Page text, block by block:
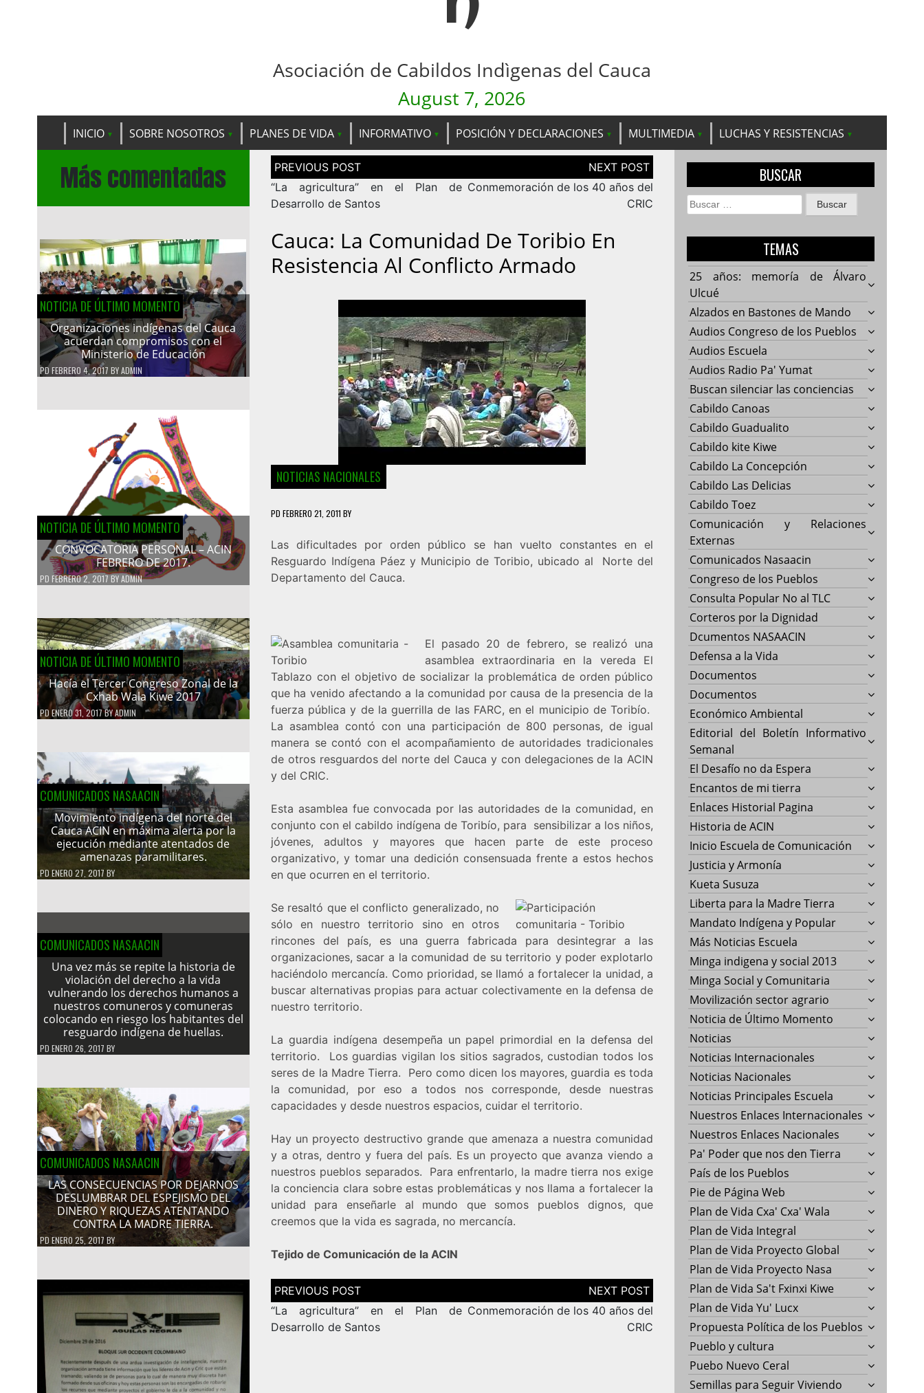
Asociación de Cabildos Indìgenas del Cauca
August 7, 2026
INICIO SOBRE NOSOTROS PLANES DE VIDA INFORMATIVO POSICIÓN Y DECLARACIONES MULTIMEDIA LUCHAS Y RESISTENCIAS
Más comentadas
NOTICIA DE ÚLTIMO MOMENTO
Organizaciones indígenas del Cauca
acuerdan compromisos con el
Ministerio de Educación
PD FEBRERO 4, 2017 BYADMIN
NOTICIA DE ÚLTIMO MOMENTO
CONVOCATORIA PERSONAL – ACIN
FEBRERO DE 2017.
PD FEBRERO 2, 2017BYADMIN
NOTICIA DE ÚLTIMO MOMENTO
Hacía el Tercer Congreso Zonal de la
Cxhab Wala Kiwe 2017
PDENERO 31, 2017BYADMIN
COMUNICADOS NASAACIN
Movimiento indígena del norte del
Cauca ACIN en máxima alerta por la
ejecución mediante atentados de
amenazas paramilitares.
PD ENERO 27, 2017 BY
COMUNICADOS NASAACIN
Una vez más se repite la historia de
violación del derecho a la vida
vulnerando los derechos humanos a
nuestros comuneros y comuneras
colocando en riesgo los habitantes del
resguardo indígena de huellas.
PD ENERO 26, 2017 BY
COMUNICADOS NASAACIN
LAS CONSECUENCIAS POR DEJARNOS
DESLUMBRAR DEL ESPEJISMO DEL
DINERO Y RIQUEZAS ATENTANDO
CONTRA LA MADRE TIERRA.
PDENERO 25, 2017 BY
Navegación
de
entradas
“La agricultura” en el Plan de
Desarrollo de Santos‏
Conmemoración de los 40 años del
CRIC
Cauca: La Comunidad De Toribio En
Resistencia Al Conflicto Armado
NOTICIAS NACIONALES
PD FEBRERO 21, 2011 BY
Las dificultades por orden público se han vuelto constantes en el
Resguardo Indígena Páez y Municipio de Toribio, ubicado al Norte del
Departamento del Cauca.
El pasado 20 de febrero, se realizó una
asamblea extraordinaria en la vereda El
Tablazo con el objetivo de socializar la problemática de orden público
que ha venido afectando a la comunidad por causa de la presencia de la
fuerza pública y de la guerrilla de las FARC, en el municipio de Toribío.
La asamblea contó con una participación de 800 personas, de igual
manera se contó con el acompañamiento de autoridades tradicionales
de otros resguardos del norte del Cauca y con delegaciones de la ACIN
y del CRIC.
Esta asamblea fue convocada por las autoridades de la comunidad, en
conjunto con el cabildo indígena de Toribío, para sensibilizar a los niños,
jóvenes, adultos y mayores que hacen parte de este proceso
organizativo, y tomar una dedición consensuada frente a estos hechos
en que ocurren en el territorio.
Se resaltó que el conflicto generalizado, no
sólo en nuestro territorio sino en otros
rincones del país, es una guerra fabricada para desintegrar a las
organizaciones, sacar a la comunidad de su territorio y poder explotarlo
haciéndolo mercancía. Como prioridad, se llamó a fortalecer la unidad, a
buscar alternativas propias para actuar colectivamente en la defensa de
nuestro territorio.
La guardia indígena desempeña un papel primordial en la defensa del
territorio. Los guardias vigilan los sitios sagrados, custodian todos los
seres de la Madre Tierra. Pero como dicen los mayores, guardia es toda
la comunidad, por eso a todos nos corresponde, desde nuestras
capacidades y desde nuestros espacios, cuidar el territorio.
Hay un proyecto destructivo grande que amenaza a nuestra comunidad
y a otras, dentro y fuera del país. Es un proyecto que avanza viendo a
nuestros pueblos separados. Para enfrentarlo, la madre tierra nos exige
la conciencia clara sobre estas problemáticas y nos llama a fortalecer la
unidad para enseñarle al mundo que somos pueblos dignos, que
creemos que la vida es sagrada, no mercancía.
Tejido de Comunicación de la ACIN
Navegación
de
entradas
“La agricultura” en el Plan de
Desarrollo de Santos‏
Conmemoración de los 40 años del
CRIC
BUSCAR
Buscar:
TEMAS
25 años: memoría de Álvaro
Ulcué
Alzados en Bastones de Mando
Audios Congreso de los Pueblos
Audios Escuela
Audios Radio Pa' Yumat
Buscan silenciar las conciencias
Cabildo Canoas
Cabildo Guadualito
Cabildo kite Kiwe
Cabildo La Concepción
Cabildo Las Delicias
Cabildo Toez
Comunicación y Relaciones
Externas
Comunicados Nasaacin
Congreso de los Pueblos
Consulta Popular No al TLC
Corteros por la Dignidad
Dcumentos NASAACIN
Defensa a la Vida
Documentos
Documentos
Económico Ambiental
Editorial del Boletín Informativo
Semanal
El Desafío no da Espera
Encantos de mi tierra
Enlaces Historial Pagina
Historia de ACIN
Inicio Escuela de Comunicación
Justicia y Armonía
Kueta Susuza
Liberta para la Madre Tierra
Mandato Indígena y Popular
Más Noticias Escuela
Minga indigena y social 2013
Minga Social y Comunitaria
Movilización sector agrario
Noticia de Último Momento
Noticias
Noticias Internacionales
Noticias Nacionales
Noticias Principales Escuela
Nuestros Enlaces Internacionales
Nuestros Enlaces Nacionales
Pa' Poder que nos den Tierra
País de los Pueblos
Pie de Página Web
Plan de Vida Cxa' Cxa' Wala
Plan de Vida Integral
Plan de Vida Proyecto Global
Plan de Vida Proyecto Nasa
Plan de Vida Sa't Fxinxi Kiwe
Plan de Vida Yu' Lucx
Propuesta Política de los Pueblos
Pueblo y cultura
Puebo Nuevo Ceral
Semillas para Seguir Viviendo